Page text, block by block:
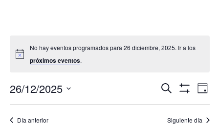
No hay eventos programados para 26 diciembre, 2025. Ir a los
próximos eventos.
Buscar
Filtros
de
de
Día
26/12/2025
Día anterior Siguiente día